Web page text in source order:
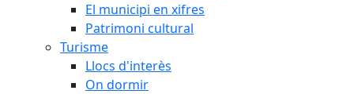
El municipi en xifres
Patrimoni cultural
Turisme
Llocs d'interès
On dormir